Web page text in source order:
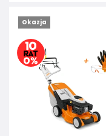
Okazja